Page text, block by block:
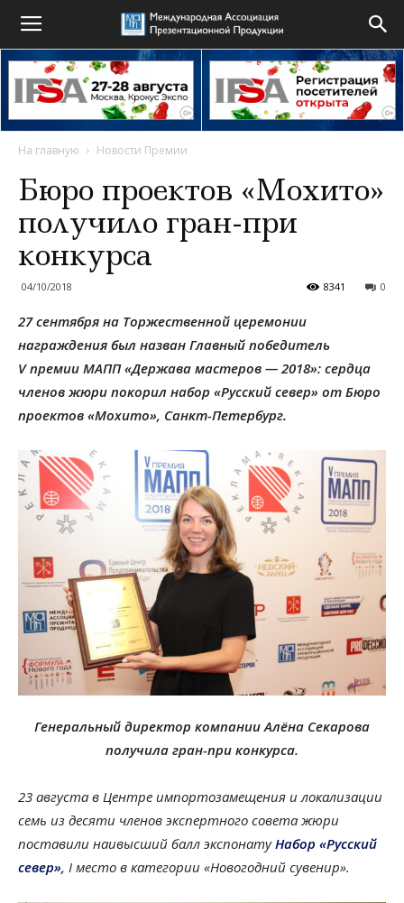
На главную Новости Премии
Бюро проектов «Мохито»
получило гран-при
конкурса
04/10/2018 0
8341
27 сентября на Торжественной церемонии
награждения был назван Главный победитель
V премии МАПП «Держава мастеров — 2018»: сердца
членов жюри покорил набор «Русский север» от Бюро
проектов «Мохито», Санкт-Петербург.
Генеральный директор компании Алёна Секарова
получила гран-при конкурса.
23 августа в Центре импортозамещения и локализации
семь из десяти членов экспертного совета жюри
поставили наивысший балл экспонатуНабор «Русский
север», I место в категории «Новогодний сувенир».